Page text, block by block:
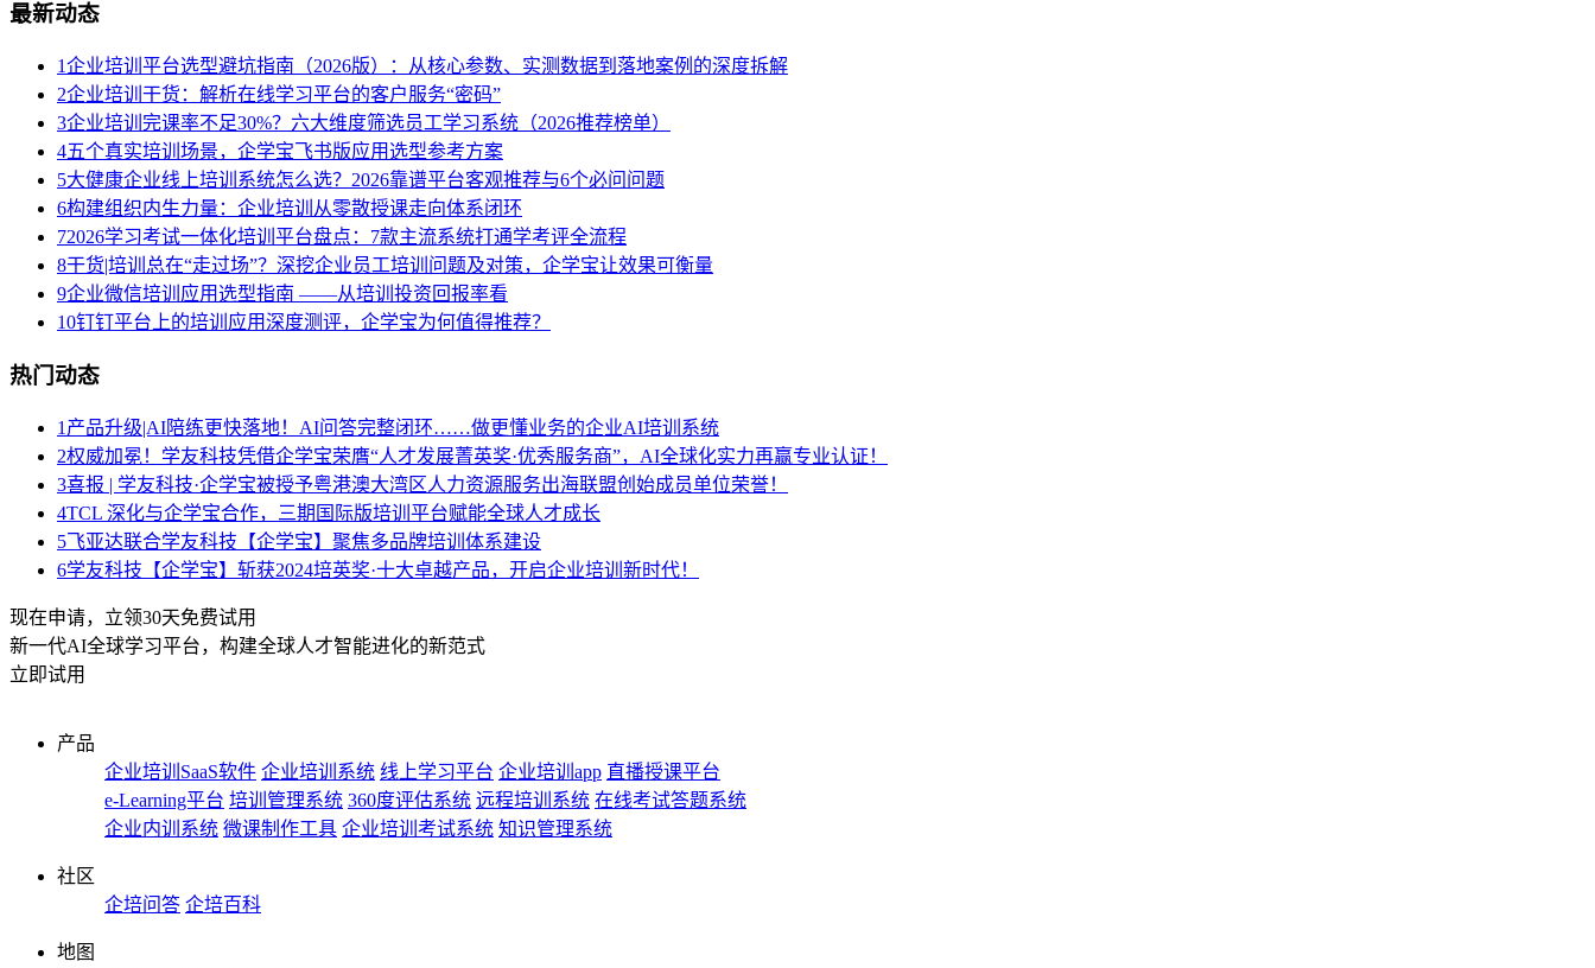
最新动态
1企业培训平台选型避坑指南（2026版）：从核心参数、实测数据到落地案例的深度拆解
2企业培训干货：解析在线学习平台的客户服务“密码”
3企业培训完课率不足30%？六大维度筛选员工学习系统（2026推荐榜单）
4五个真实培训场景，企学宝飞书版应用选型参考方案
5大健康企业线上培训系统怎么选？2026靠谱平台客观推荐与6个必问问题
6构建组织内生力量：企业培训从零散授课走向体系闭环
72026学习考试一体化培训平台盘点：7款主流系统打通学考评全流程
8干货|培训总在“走过场”？深挖企业员工培训问题及对策，企学宝让效果可衡量
9企业微信培训应用选型指南 ——从培训投资回报率看
10钉钉平台上的培训应用深度测评，企学宝为何值得推荐？
热门动态
1 产品升级|AI陪练更快落地！AI问答完整闭环……做更懂业务的企业AI培训系统
2权威加冕！学友科技凭借企学宝荣膺“人才发展菁英奖·优秀服务商”，AI全球化实力再赢专业认证！
3喜报 | 学友科技·企学宝被授予粤港澳大湾区人力资源服务出海联盟创始成员单位荣誉！
4TCL 深化与企学宝合作，三期国际版培训平台赋能全球人才成长
5飞亚达联合学友科技【企学宝】聚焦多品牌培训体系建设
6学友科技【企学宝】斩获2024培英奖·十大卓越产品，开启企业培训新时代！
现在申请，立领30天免费试用
新一代AI全球学习平台，构建全球人才智能进化的新范式
立即试用
产品
企业培训SaaS软件 企业培训系统 线上学习平台 企业培训app 直播授课平台
e-Learning平台 培训管理系统 360度评估系统 远程培训系统 在线考试答题系统
企业内训系统 微课制作工具 企业培训考试系统 知识管理系统
社区
企培问答 企培百科
地图